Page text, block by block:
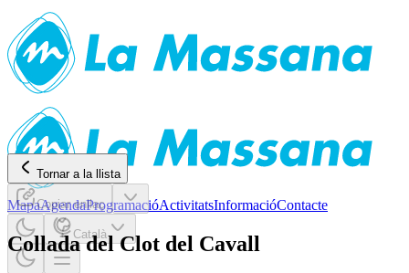
MapaAgendaProgramacióActivitatsInformacióContacte
Català
Tornar a la llista
Copiar enllaç
Collada del Clot del Cavall